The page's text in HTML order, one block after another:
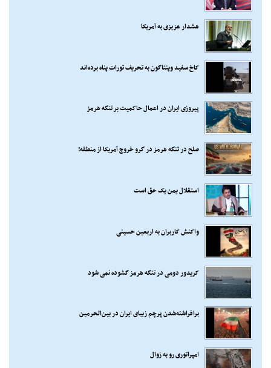
هشدار عزیزی به آمریکا
کاخ سفید وپنتاگون به تحریف تورات پناه برده‌اند
پیروزی ایران در اعمال حاکمیت بر تنگه هرمز
صلح در تنگه هرمز در گرو خروج آمریکا از منطقه!
استقلال یمن یک حق است
واکنش کاربران به اربعین حسینی
کریدور دومی در تنگه هرمز گشوده نمی شود
برافراشته‌شدن پرچم زیبای ایران در بین‌الحرمین
امپراتوری رو به زوال